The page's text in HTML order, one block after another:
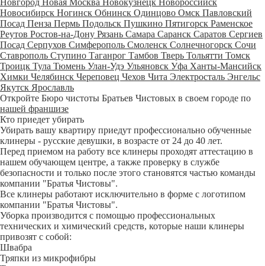
Новгород Новая Москва Новокузнецк Новороссийск
Новосибирск Ногинск Обнинск Одинцово Омск Павловский
Посад Пенза Пермь Подольск Пушкино Пятигорск Раменское
Реутов Ростов-на-Дону Рязань Самара Саранск Саратов Сергиев
Посад Серпухов Симферополь Смоленск Солнечногорск Сочи
Ставрополь Ступино Таганрог Тамбов Тверь Тольятти Томск
Троицк Тула Тюмень Улан-Удэ Ульяновск Уфа Ханты-Мансийск
Химки Челябинск Череповец Чехов Чита Электросталь Энгельс
Якутск Ярославль
Откройте Бюро чистоты Братьев Чистовых в своем городе по
нашей франшизе
Кто приедет убирать
Убирать вашу квартиру приедут профессионально обученные
клинеры - русские девушки, в возрасте от 24 до 40 лет.
Перед приемом на работу все клинеры проходят аттестацию в
нашем обучающем центре, а также проверку в службе
безопасности и только после этого становятся частью команды
компании "Братья Чистовы".
Все клинеры работают исключительно в форме с логотипом
компании "Братья Чистовы".
Уборка производится с помощью профессиональных
технических и химический средств, которые наши клинеры
привозят с собой:
Швабра
Тряпки из микрофибры